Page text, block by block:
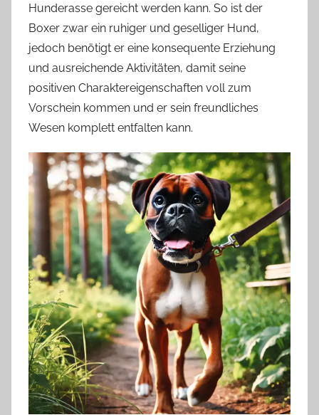
Hunderasse gereicht werden kann. So ist der
Boxer zwar ein ruhiger und geselliger Hund,
jedoch benötigt er eine konsequente Erziehung
und ausreichende Aktivitäten, damit seine
positiven Charaktereigenschaften voll zum
Vorschein kommen und er sein freundliches
Wesen komplett entfalten kann.